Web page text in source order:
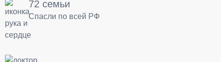
72 семьи
Спасли по всей РФ